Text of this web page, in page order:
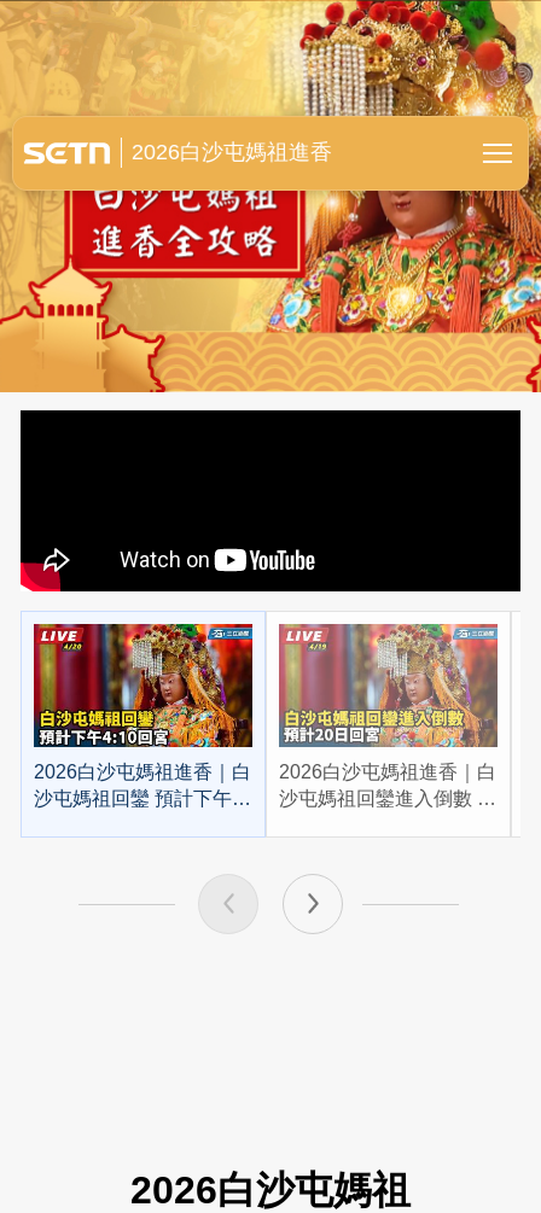
白沙屯媽祖進香全紀錄
2026白沙屯媽祖進香
2026白沙屯媽祖進香｜白
沙屯媽祖回鑾 預計下午
2026白沙屯媽祖進香｜白
沙屯媽祖回鑾進入倒數 預
2026白沙屯媽祖